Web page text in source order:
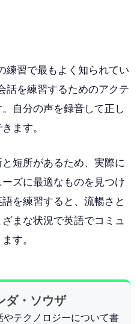
練習で最もよく知られてい
話を練習するためのアクテ
自分の声を録音して正し
ます。
短所があるため、実際に
ズに最適なものを見つけ
を練習すると、流暢さと
まな状況で英語でコミュ
す。
ダ・ソウザ
やテクノロジーについて書